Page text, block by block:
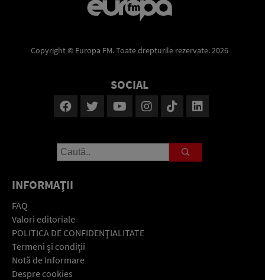
Copyright © Europa FM. Toate drepturile rezervate. 2026
SOCIAL
INFORMAŢII
FAQ
Valori editoriale
POLITICA DE CONFIDENŢIALITATE
Termeni şi condiţii
Notă de Informare
Despre cookies